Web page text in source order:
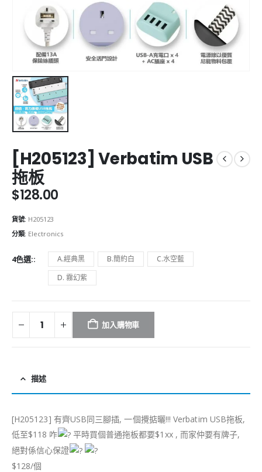
[H205123] Verbatim USB
拖板
$128.00
貨號: H205123
分類: Electronics
4色選: A.經典黑 B.簡約白
C.水空藍
D. 霧幻紫
加入購物車
描述
[H205123] 有齊USB同三腳插, 一個攪掂曬!!! Verbatim USB拖板,
低至$118 咋
平時買個普通拖板都要$1xx , 而家仲要有牌子,
絕對係信心保證
$128/個